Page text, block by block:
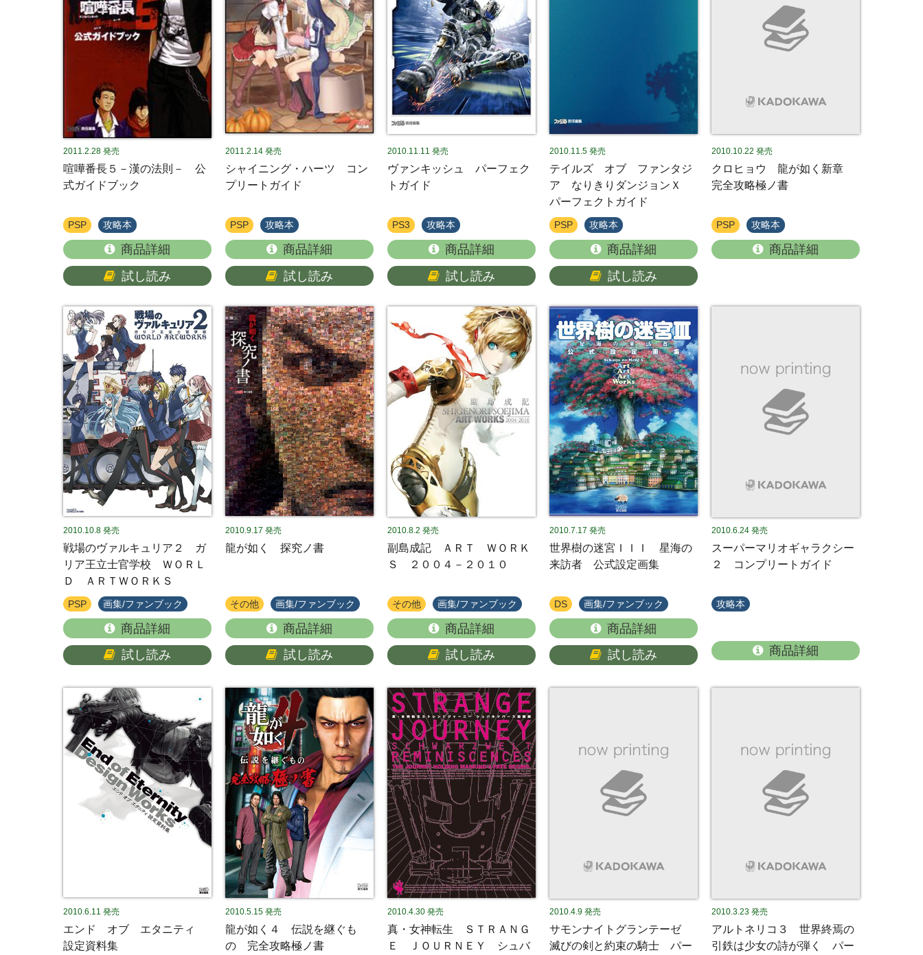
2011.2.28 発売
喧嘩番長５－漢の法則－ 公
式ガイドブック
PSP 攻略本
商品詳細
試し読み
2011.2.14 発売
シャイニング・ハーツ コン
プリートガイド
PSP 攻略本
商品詳細
試し読み
2010.11.11 発売
ヴァンキッシュ パーフェク
トガイド
PS3 攻略本
商品詳細
試し読み
2010.11.5 発売
テイルズ オブ ファンタジ
ア なりきりダンジョンＸ
パーフェクトガイド
PSP 攻略本
商品詳細
試し読み
2010.10.22 発売
クロヒョウ 龍が如く新章
完全攻略極ノ書
PSP 攻略本
商品詳細
2010.10.8 発売
戦場のヴァルキュリア２ ガ
リア王立士官学校 ＷＯＲＬ
Ｄ ＡＲＴＷＯＲＫＳ
PSP 画集/ファンブック
商品詳細
試し読み
2010.9.17 発売
龍が如く 探究ノ書
その他 画集/ファンブック
商品詳細
試し読み
2010.8.2 発売
副島成記 ＡＲＴ ＷＯＲＫ
Ｓ ２００４－２０１０
その他 画集/ファンブック
商品詳細
試し読み
2010.7.17 発売
世界樹の迷宮ＩＩＩ 星海の
来訪者 公式設定画集
DS 画集/ファンブック
商品詳細
試し読み
2010.6.24 発売
スーパーマリオギャラクシー
２ コンプリートガイド
攻略本
商品詳細
2010.6.11 発売
エンド オブ エタニティ
設定資料集
2010.5.15 発売
龍が如く４ 伝説を継ぐも
の 完全攻略極ノ書
2010.4.30 発売
真・女神転生 ＳＴＲＡＮＧ
Ｅ ＪＯＵＲＮＥＹ シュバ
2010.4.9 発売
サモンナイトグランテーゼ
滅びの剣と約束の騎士 パー
2010.3.23 発売
アルトネリコ３ 世界終焉の
引鉄は少女の詩が弾く パー